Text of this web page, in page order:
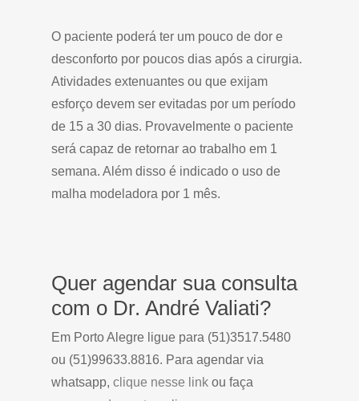
O paciente poderá ter um pouco de dor e
desconforto por poucos dias após a cirurgia.
Atividades extenuantes ou que exijam
esforço devem ser evitadas por um período
de 15 a 30 dias. Provavelmente o paciente
será capaz de retornar ao trabalho em 1
semana. Além disso é indicado o uso de
malha modeladora por 1 mês.
Quer agendar sua consulta
com o Dr. André Valiati?
Em Porto Alegre ligue para (51)3517.5480
ou (51)99633.8816. Para agendar via
whatsapp, clique nesse link ou faça